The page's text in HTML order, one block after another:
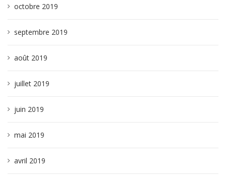
octobre 2019
septembre 2019
août 2019
juillet 2019
juin 2019
mai 2019
avril 2019